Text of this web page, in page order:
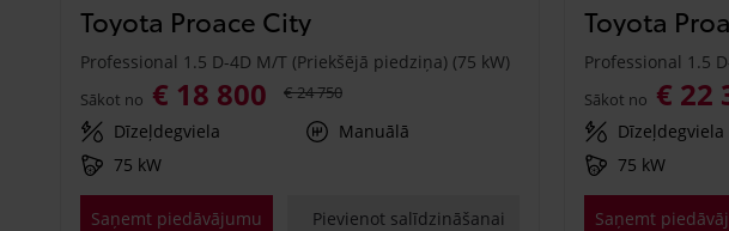
Toyota Proace City
Professional 1.5 D-4D M/T (Priekšējā piedziņa) (75 kW)
Sākot no € 18 800 € 24 750
Dīzeļdegviela
Manuālā
75 kW
Saņemt piedāvājumu Pievienot salīdzināšanai
Toyota
Professional 1.5
Sākot no € 22
Dīzeļdegviela
75 kW
Saņemt